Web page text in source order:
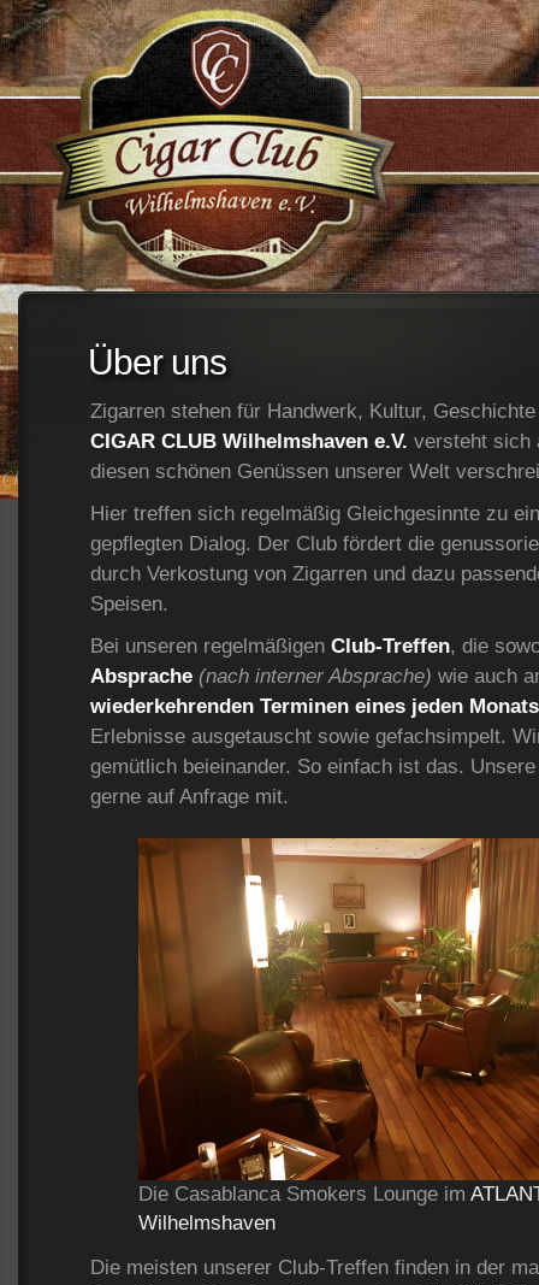
;
Über uns
Zigarren stehen für Handwerk, Kultur,
CIGAR CLUB Wilhelmshaven e.V. versteht sich
diesen schönen Genüssen unserer Welt
Hier treffen sich regelmäßig Gleichgesinnte zu
gepflegten Dialog. Der Club fördert die
durch Verkostung von Zigarren und dazu
Speisen.
Bei unseren regelmäßigen Club-Treffen, die
Absprache (nach interner Absprache) wie auch
wiederkehrenden Terminen eines jeden Monats
Erlebnisse ausgetauscht sowie gefachsimpelt.
gemütlich beieinander. So einfach ist das.
gerne auf Anfrage mit.
Die Casablanca Smokers Lounge im
Wilhelmshaven
Die meisten unserer Club-Treffen finden in der